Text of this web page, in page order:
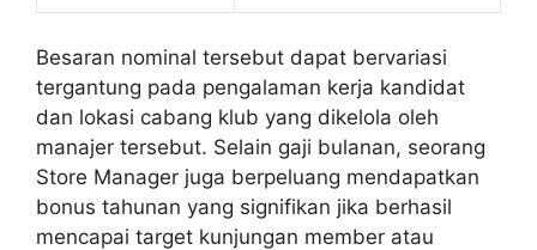
Besaran nominal tersebut dapat bervariasi
tergantung pada pengalaman kerja kandidat
dan lokasi cabang klub yang dikelola oleh
manajer tersebut. Selain gaji bulanan, seorang
Store Manager juga berpeluang mendapatkan
bonus tahunan yang signifikan jika berhasil
mencapai target kunjungan member atau